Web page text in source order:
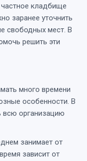
кладбище
заранее уточнить
свободных мест. В
решить эти
много времени
особенности. В
всю организацию
занимает от
зависит от